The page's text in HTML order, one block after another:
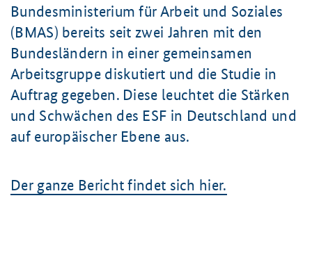
Bundesministerium für Arbeit und Soziales
(BMAS) bereits seit zwei Jahren mit den
Bundesländern in einer gemeinsamen
Arbeitsgruppe diskutiert und die Studie in
Auftrag gegeben. Diese leuchtet die Stärken
und Schwächen des ESF in Deutschland und
auf europäischer Ebene aus.
Der ganze Bericht findet sich hier.